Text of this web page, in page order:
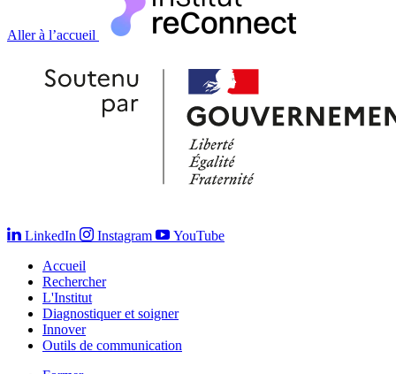
Aller à l’accueil
LinkedIn Instagram
YouTube
Accueil
Rechercher
L'Institut
Diagnostiquer et soigner
Innover
Outils de communication